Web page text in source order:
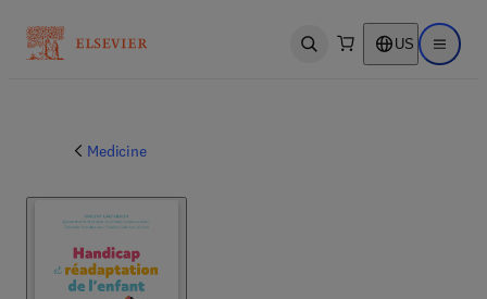
Open search US Open
Medicine